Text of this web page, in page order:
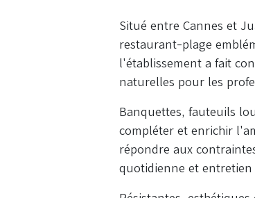
Situé entre Cannes et
restaurant-plage
l'établissement a fait
naturelles pour les
Banquettes, fauteuils
compléter et enrichir
répondre aux
quotidienne et entretien